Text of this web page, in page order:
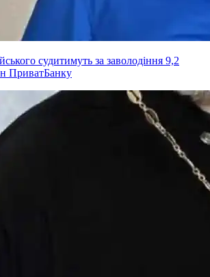
судитимуть за заволодіння 9,2
ПриватБанку